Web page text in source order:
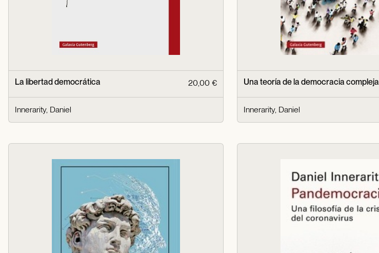
La libertad democrática 20,00 €
Innerarity, Daniel
Una teoría de la democracia compleja
Innerarity, Daniel